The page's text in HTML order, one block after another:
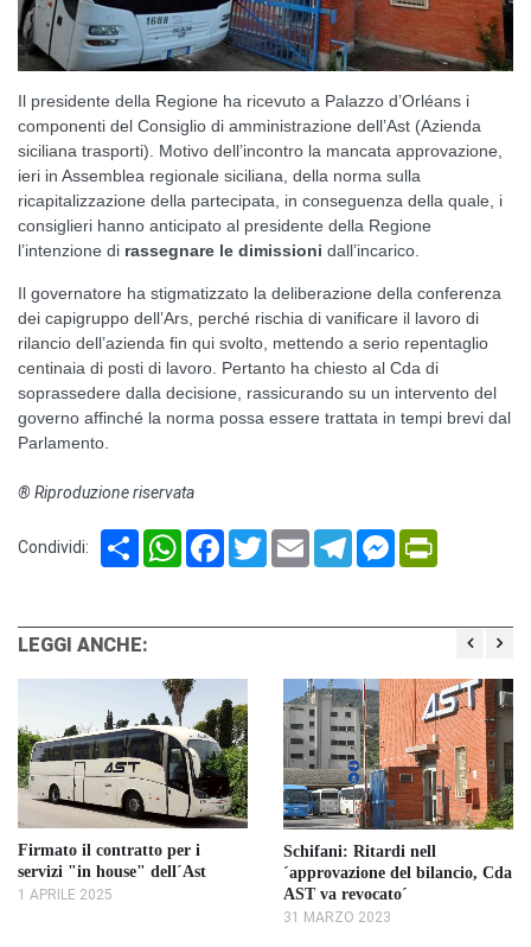
Il presidente della Regione ha ricevuto a Palazzo d’Orléans i
componenti del Consiglio di amministrazione dell’Ast (Azienda
siciliana trasporti). Motivo dell’incontro la mancata approvazione,
ieri in Assemblea regionale siciliana, della norma sulla
ricapitalizzazione della partecipata, in conseguenza della quale, i
consiglieri hanno anticipato al presidente della Regione
l’intenzione di rassegnare le dimissioni dall’incarico.
Il governatore ha stigmatizzato la deliberazione della conferenza
dei capigruppo dell’Ars, perché rischia di vanificare il lavoro di
rilancio dell’azienda fin qui svolto, mettendo a serio repentaglio
centinaia di posti di lavoro. Pertanto ha chiesto al Cda di
soprassedere dalla decisione, rassicurando su un intervento del
governo affinché la norma possa essere trattata in tempi brevi dal
Parlamento.
® Riproduzione riservata
Condividi: Share WhatsAppFacebook
TwitterEmail TelegramMessenger
LEGGI ANCHE:
Firmato il contratto per i
servizi "in house" dell´Ast
1 APRILE 2025
Schifani: Ritardi nell
´approvazione del bilancio, Cda
AST va revocato´
31 MARZO 2023